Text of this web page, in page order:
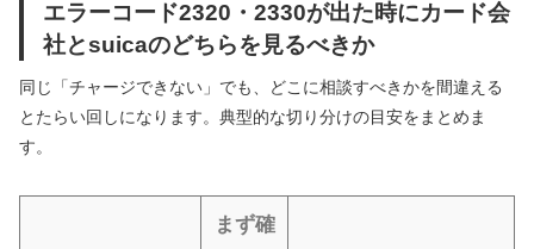
エラーコード2320・2330が出た時にカード会
社とsuicaのどちらを見るべきか
同じ「チャージできない」でも、どこに相談すべきかを間違える
とたらい回しになります。典型的な切り分けの目安をまとめま
す。
まず確